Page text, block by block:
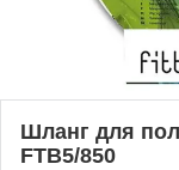
Шланг для
FTB5/850